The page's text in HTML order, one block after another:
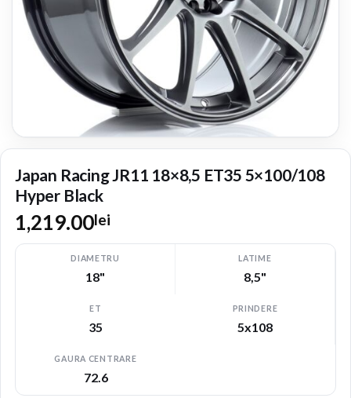
Japan Racing JR11 18×8,5 ET35 5×100/108
Hyper Black
1,219.00lei
DIAMETRU
18"
LATIME
8,5"
ET
35
PRINDERE
5x108
GAURA CENTRARE
72.6